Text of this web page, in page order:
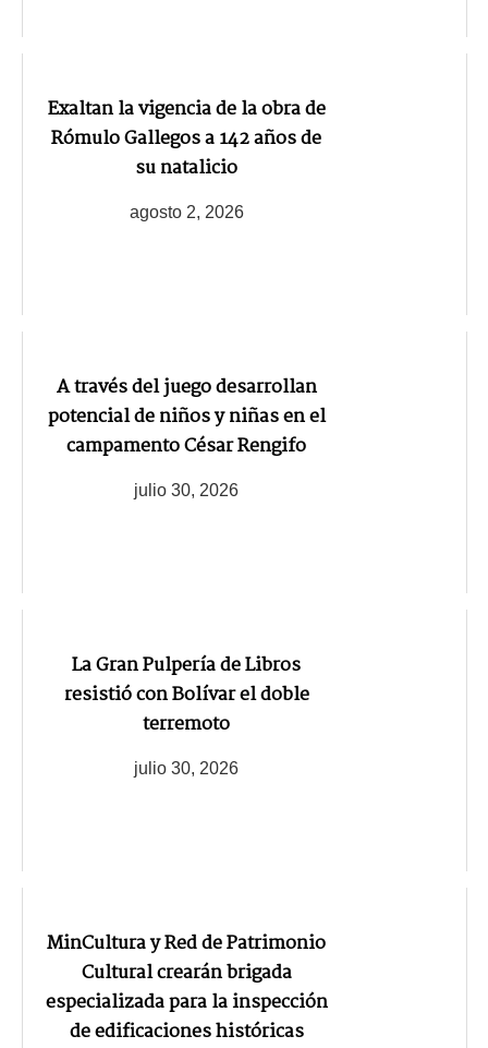
Exaltan la vigencia de la obra de
Rómulo Gallegos a 142 años de
su natalicio
agosto 2, 2026
A través del juego desarrollan
potencial de niños y niñas en el
campamento César Rengifo
julio 30, 2026
La Gran Pulpería de Libros
resistió con Bolívar el doble
terremoto
julio 30, 2026
MinCultura y Red de Patrimonio
Cultural crearán brigada
especializada para la inspección
de edificaciones históricas